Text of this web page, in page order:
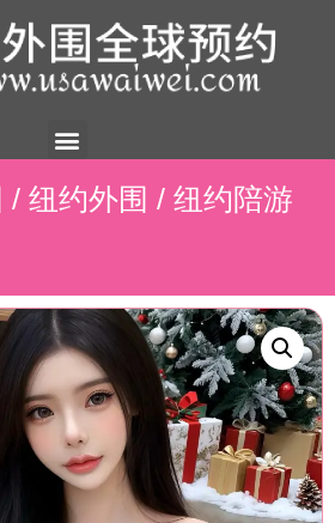
/ 纽约外围 / 纽约陪游